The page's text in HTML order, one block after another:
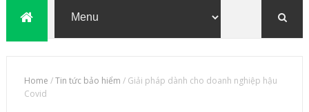
Home /Tin tức bảo hiểm / Giải pháp dành cho doanh nghiệp hậu
Covid